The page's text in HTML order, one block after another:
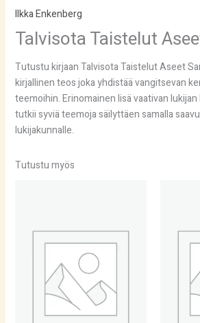
Ilkka Enkenberg
Talvisota Taistelut
Tutustu kirjaan Talvisota Taistelut Aseet
kirjallinen teos joka yhdistää vangitsevan
teemoihin. Erinomainen lisä vaativan
tutkii syviä teemoja säilyttäen samalla
lukijakunnalle.
Tutustu myös